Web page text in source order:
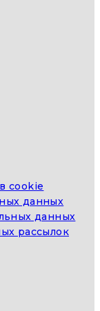
cookie
данных
данных
рассылок